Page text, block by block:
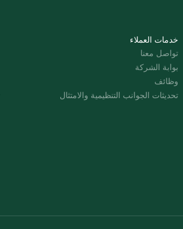
خدمات العملاء
تواصل معنا
بوابة الشركة
وظائف
تحديثات الجوانب التنظيمية والامتثال